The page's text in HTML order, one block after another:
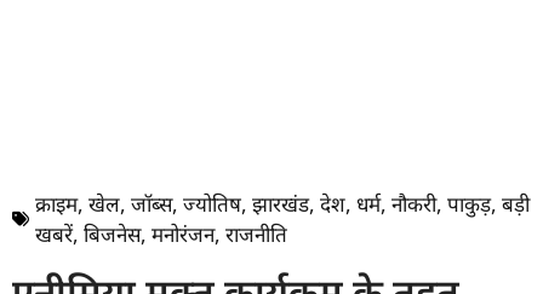
क्राइम, खेल, जॉब्स, ज्योतिष, झारखंड, देश, धर्म, नौकरी, पाकुड़, बड़ी
खबरें, बिजनेस, मनोरंजन, राजनीति